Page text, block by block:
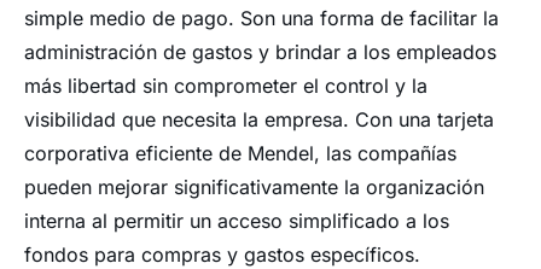
simple medio de pago. Son una forma de facilitar la
administración de gastos y brindar a los empleados
más libertad sin comprometer el control y la
visibilidad que necesita la empresa. Con una tarjeta
corporativa eficiente de Mendel, las compañías
pueden mejorar significativamente la organización
interna al permitir un acceso simplificado a los
fondos para compras y gastos específicos.